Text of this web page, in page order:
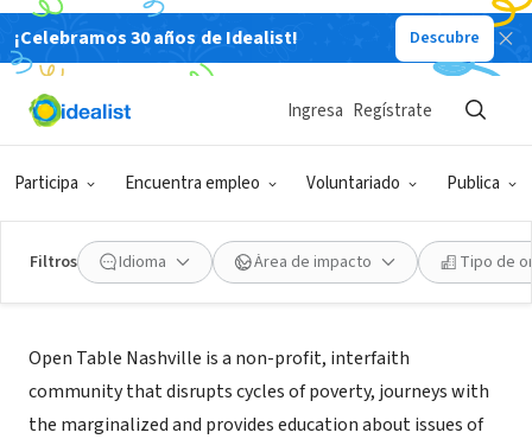
¡Celebramos 30 años de Idealist! Descubre
Participa Encuentra empleo Voluntariado Publica
Ingresa Regístrate
Filtros Idioma Área de impacto Tipo de
ORGANIZACIÓN SIN FIN DE LUCRO
OPEN TABLE OF NASHVILLE INC
Misión
Open Table Nashville is a non-profit, interfaith
community that disrupts cycles of poverty, journeys with
the marginalized and provides education about issues of